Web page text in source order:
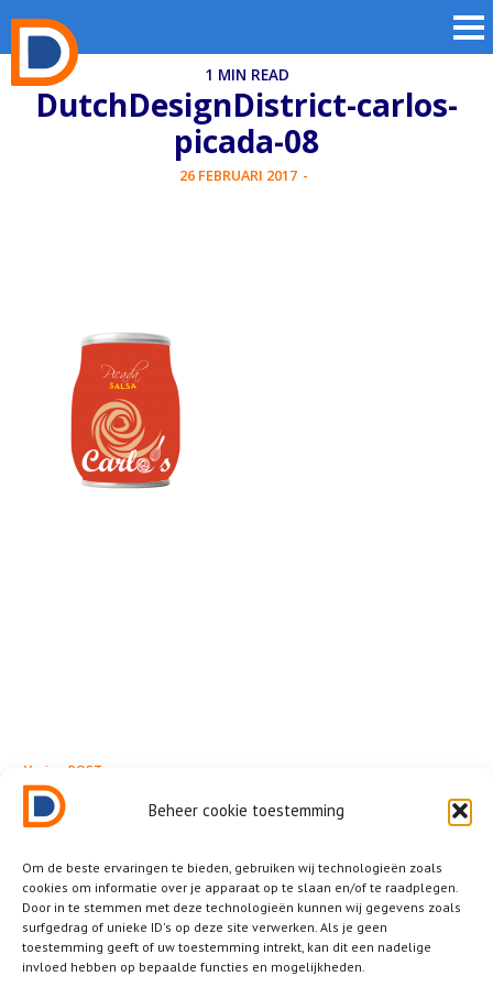
Beheer cookie toestemming
Om de beste ervaringen te bieden, gebruiken wij technologieën zoals
cookies om informatie over je apparaat op te slaan en/of te raadplegen.
Door in te stemmen met deze technologieën kunnen wij gegevens zoals
surfgedrag of unieke ID's op deze site verwerken. Als je geen
toestemming geeft of uw toestemming intrekt, kan dit een nadelige
invloed hebben op bepaalde functies en mogelijkheden.
1 MIN READ
DutchDesignDistrict-carlos-
picada-08
26 FEBRUARI 2017 -
← Vorige POST
Picada
Related News
Other posts that you should not miss.